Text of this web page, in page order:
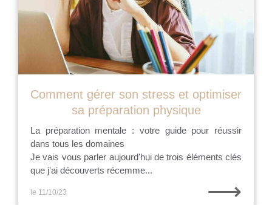
Comment gérer son stress et optimiser
sa préparation physique
La préparation mentale : votre guide pour réussir
dans tous les domaines
Je vais vous parler aujourd'hui de trois éléments clés
que j'ai découverts récemme...
le 11/10/23 ⟶